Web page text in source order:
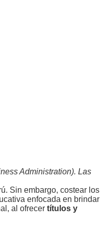
Administration). Las
Sin embargo, costear los
enfocada en brindar
al ofrecer títulos y